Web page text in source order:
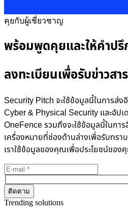
คุยกับผู้เชี่ยวชาญ
พร้อมพูดคุยและให้คำปรึ
ลงทะเบียนเพื่อรับข่าวสา
Security Pitch จะใช้ข้อมูลนี้ในการส่ง
Cyber & Physical Security และอัป
OneFence รวมถึงจะใช้ข้อมูลนี้ในกา
เครื่องหมายที่ช่องด้านล่างเพื่อรับทร
เราใช้ข้อมูลของคุณเพื่อประโยชน์ของ
Trending solutions